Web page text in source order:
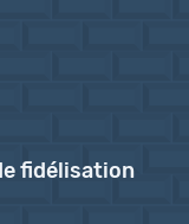
fidélisation